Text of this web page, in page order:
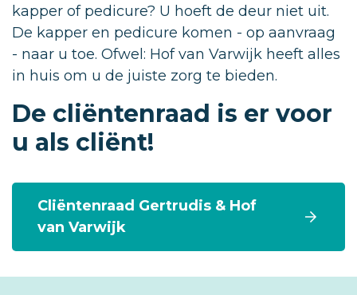
kapper of pedicure? U hoeft de deur niet uit.
De kapper en pedicure komen - op aanvraag
- naar u toe. Ofwel: Hof van Varwijk heeft alles
in huis om u de juiste zorg te bieden.
De cliëntenraad is er voor
u als cliënt!
Cliëntenraad Gertrudis & Hof
van Varwijk